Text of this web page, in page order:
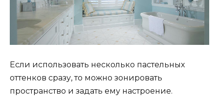
Если использовать несколько пастельных
оттенков сразу, то можно зонировать
пространство и задать ему настроение.